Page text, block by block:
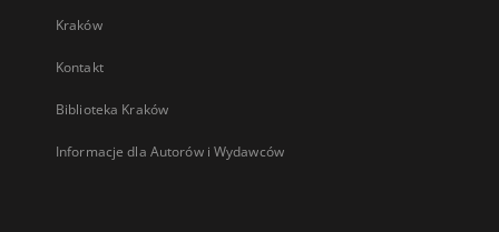
Kraków
Kontakt
Biblioteka Kraków
Informacje dla Autorów i Wydawców